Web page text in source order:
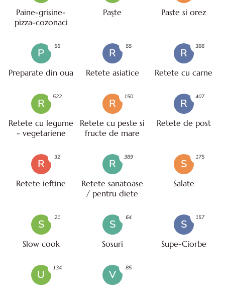
Paine-grisine-
pizza-cozonaci
Paşte Paste si orez
P
Preparate din oua
56
R
Retete asiatice
55
R
Retete cu carne
386
R
Retete cu legume
- vegetariene
522
R
Retete cu peste si
fructe de mare
150
R
Retete de post
407
R
Retete ieftine
32
R
Retete sanatoase
/ pentru diete
389
S
Salate
175
S
Slow cook
21
S
Sosuri
64
S
Supe-Ciorbe
157
U
134
V
85